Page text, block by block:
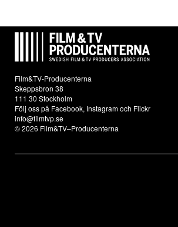
Film&TV-Producenterna
Skeppsbron 38
111 30 Stockholm
Följ oss på Facebook, Instagramoch Flickr
info@filmtvp.se
© 2026 Film&TV–Producenterna